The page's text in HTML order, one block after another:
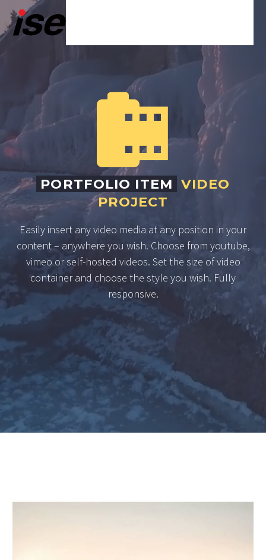


PORTFOLIO ITEM VIDEO
PROJECT
Easily insert any video media at any position in your
content – anywhere you wish. Choose from youtube,
vimeo or self-hosted videos. Set the size of video
container and choose the style you wish. Fully
responsive.